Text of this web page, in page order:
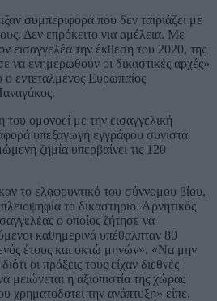
συμπεριφορά που δεν ταιριάζει με
Δεν επρόκειτο για αμέλεια. Με
εισαγγελέα την έκθεση του 2020, της
να ενημερωθούν οι δικαστικές αρχές»
ο εντεταλμένος Ευρωπαίος
του ομονοεί με την εισαγγελική
υπεξαγωγή εγγράφου συνιστά
ζημία υπερβαίνει τις 120
το ελαφρυντικό του σύννομου βίου,
το δικαστήριο. Αρνητικός
ο οποίος ζήτησε να
καθημερινά υπέθαλπταν 80
έτους και οκτώ μηνών». «Να μην
οι πράξεις τους είχαν διεθνές
μειώνεται η αξιοπιστία της χώρας
την ανάπτυξη» είπε.